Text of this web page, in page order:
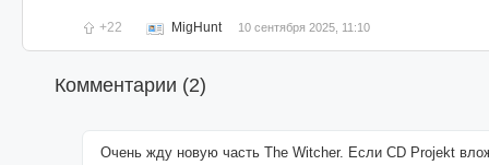
+22 MigHunt 10 сентября 2025, 11:10
Комментарии (2)
Очень жду новую часть The Witcher. Если CD Projekt